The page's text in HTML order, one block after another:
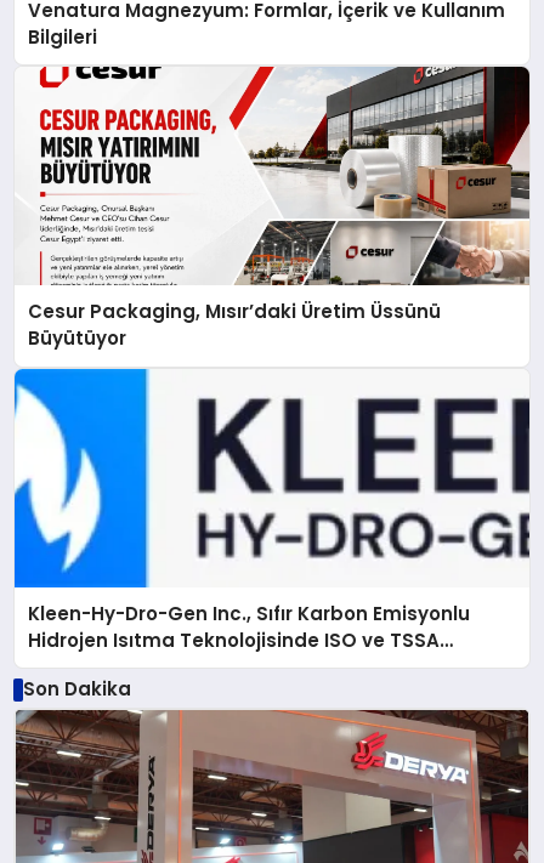
Venatura Magnezyum: Formlar, İçerik ve Kullanım
Bilgileri
Cesur Packaging, Mısır’daki Üretim Üssünü
Büyütüyor
Kleen-Hy-Dro-Gen Inc., Sıfır Karbon Emisyonlu
Hidrojen Isıtma Teknolojisinde ISO ve TSSA
Düzenleyici Onaylarını Aldı
Son Dakika